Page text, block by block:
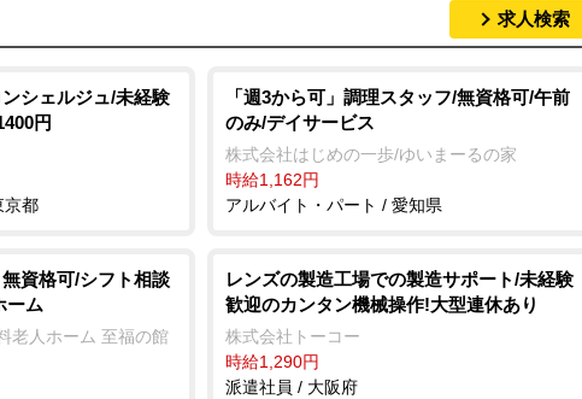
求人検索
シェルジュ/未経験
円
京都
「週3から可」調理スタッフ/無資格可/午前
のみ/デイサービス
株式会社はじめの一歩/ゆいまーるの家
時給1,162円
アルバイト・パート / 愛知県
無資格可/シフト相談
ーム
老人ホーム 至福の館
レンズの製造工場での製造サポート/未経験
歓迎のカンタン機械操作!大型連休あり
株式会社トーコー
時給1,290円
派遣社員 / 大阪府